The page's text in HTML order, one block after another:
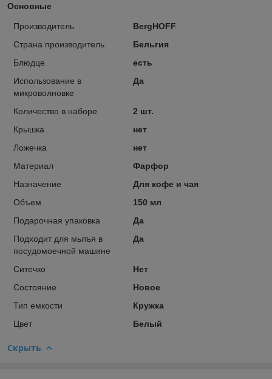
Основные
Производитель
BergHOFF
Страна производитель
Бельгия
Блюдце
есть
Использование в
микроволновке
Да
Количество в наборе
2 шт.
Крышка
нет
Ложечка
нет
Материал
Фарфор
Назначение
Для кофе и чая
Объем
150 мл
Подарочная упаковка
Да
Подходит для мытья в
посудомоечной машине
Да
Ситечко
Нет
Состояние
Новое
Тип емкости
Кружка
Цвет
Белый
Скрыть